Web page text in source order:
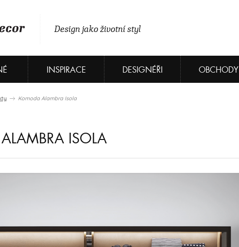
Design jako životní styl
INSPIRACE DESIGNÉŘI OBCHODY
Komoda Alambra Isola
ISOLA